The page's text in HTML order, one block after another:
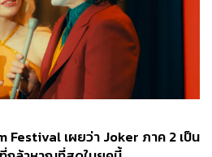
Festival เผยว่า Joker ภาค 2 เป็น